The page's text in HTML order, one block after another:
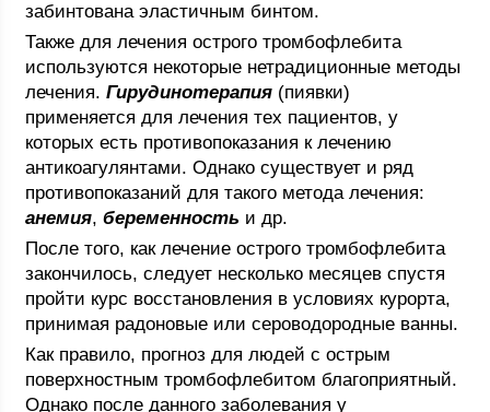
забинтована эластичным бинтом.
Также для лечения острого тромбофлебита
используются некоторые нетрадиционные методы
лечения.Гирудинотерапия (пиявки)
применяется для лечения тех пациентов, у
которых есть противопоказания к лечению
антикоагулянтами. Однако существует и ряд
противопоказаний для такого метода лечения:
анемия,беременность и др.
После того, как лечение острого тромбофлебита
закончилось, следует несколько месяцев спустя
пройти курс восстановления в условиях курорта,
принимая радоновые или сероводородные ванны.
Как правило, прогноз для людей с острым
поверхностным тромбофлебитом благоприятный.
Однако после данного заболевания у